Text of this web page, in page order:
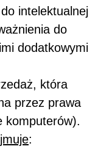
intelektualnej
do
dodatkowymi
która
przez prawa
komputerów).
: